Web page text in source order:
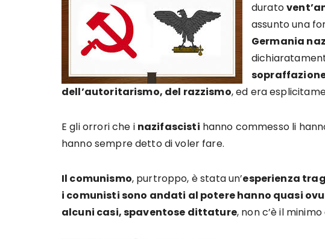
durato
assunto una
Germania
dell’autoritarismo, del razzismo, ed era
E gli orrori che i nazifascisti hanno commesso li
hanno sempre detto di voler fare.
Il comunismo, purtroppo, è stata un’esperienza
i comunisti sono andati al potere hanno quasi
alcuni casi, spaventose dittature, non c’è il